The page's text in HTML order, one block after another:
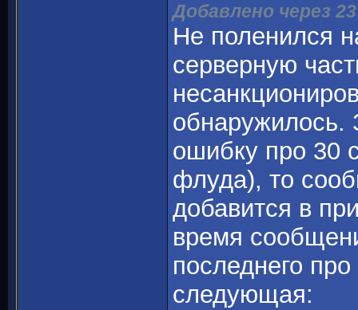
Добавлено через
Не поленился
серверную
обнаружилось.
ошибку про 30
флуда), то
добавится в
время
последнего
следующая: